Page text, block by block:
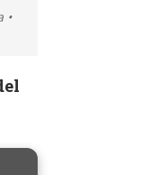
•